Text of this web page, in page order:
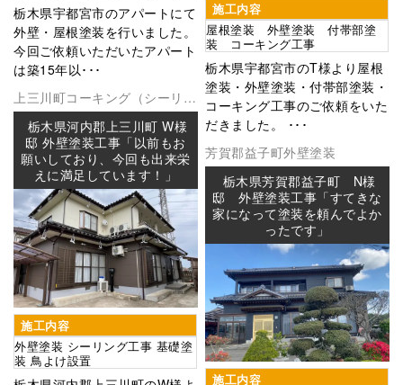
栃木県宇都宮市のアパートにて
外壁・屋根塗装を行いました。
今回ご依頼いただいたアパート
は築15年以･･･
施工内容
屋根塗装 外壁塗装 付帯部塗
装 コーキング工事
栃木県宇都宮市のT様より屋根
塗装・外壁塗装・付帯部塗装・
コーキング工事のご依頼をいた
だきました。 ･･･
上三川町コーキング（シーリン
グ外壁塗装防水工事
栃木県河内郡上三川町 W様
邸 外壁塗装工事「以前もお
願いしており、今回も出来栄
えに満足しています！」
施工内容
外壁塗装 シーリング工事 基礎塗
装 鳥よけ設置
芳賀郡益子町外壁塗装
栃木県芳賀郡益子町 N様
邸 外壁塗装工事「すてきな
家になって塗装を頼んでよか
ったです」
施工内容